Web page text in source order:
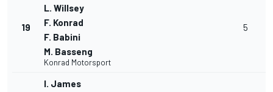
19
L. Willsey
F. Konrad
F. Babini
M. Basseng
Konrad Motorsport
5
I. James